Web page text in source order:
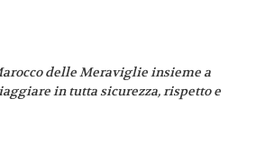
delle Meraviglie insieme a
in tutta sicurezza, rispetto e